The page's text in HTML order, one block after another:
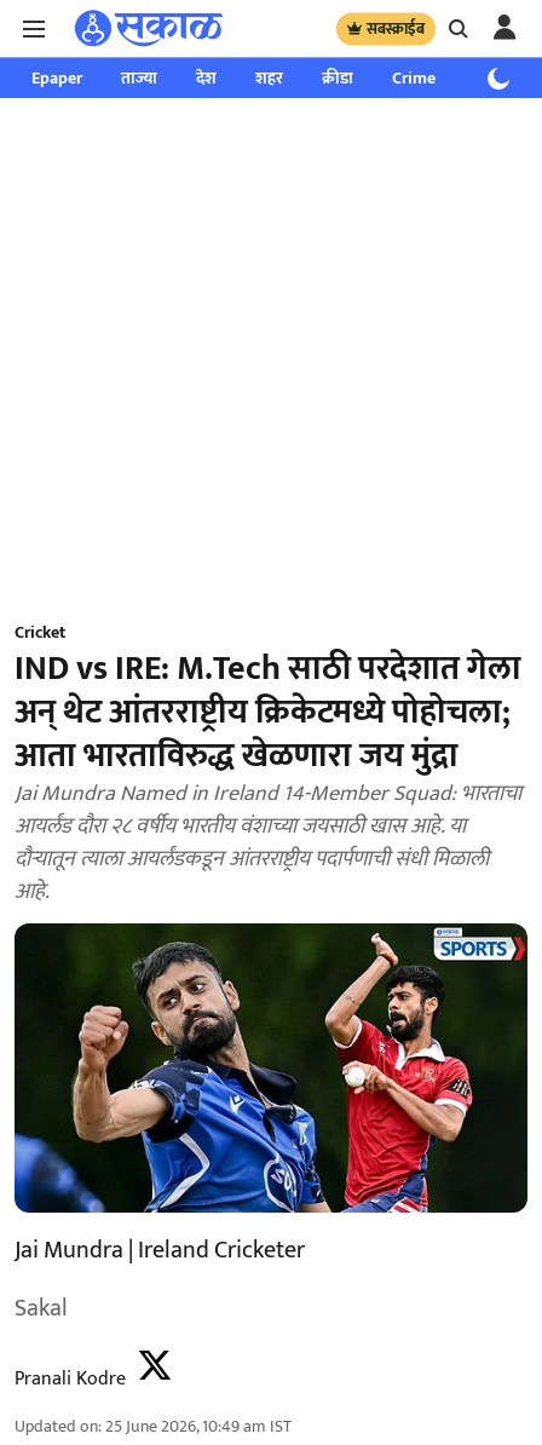
सबस्क्राईब
Epaper ताज्या देश शहर क्रीडा Crime साप्ताहिक
Cricket
IND vs IRE: M.Tech साठी परदेशात गेला
अन् थेट आंतरराष्ट्रीय क्रिकेटमध्ये पोहोचला;
आता भारताविरुद्ध खेळणारा जय मुंद्रा
Jai Mundra Named in Ireland 14-Member Squad: भारताचा
आयर्लंड दौरा २८ वर्षीय भारतीय वंशाच्या जयसाठी खास आहे. या
दौऱ्यातून त्याला आयर्लंडकडून आंतरराष्ट्रीय पदार्पणाची संधी मिळाली
आहे.
Jai Mundra | Ireland Cricketer
Sakal
Pranali Kodre
Updated on:25 June 2026, 10:49 am IST